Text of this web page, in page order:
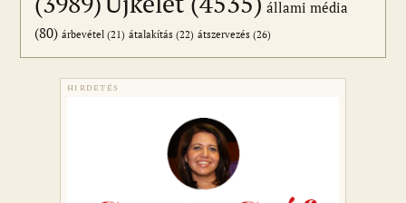
állami média
(80) árbevétel (21) átalakítás (22) átszervezés (26)
HIRDETÉS